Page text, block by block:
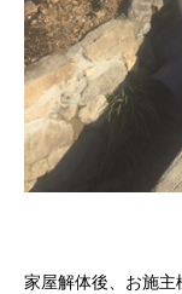
家屋解体後、お施